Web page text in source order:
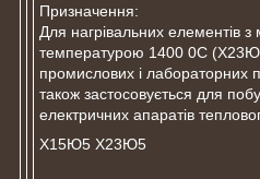
Призначення:
Для нагрівальних елементів
температурою 1400 0С
промислових і
також застосовується для
електричних апаратів
Х15Ю5 Х23Ю5